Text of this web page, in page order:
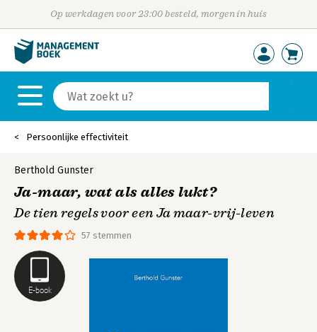
Op werkdagen voor 23:00 besteld, morgen in huis
Persoonlijke effectiviteit
E-book
57 stemmen
Berthold Gunster
Ja-maar, wat als alles lukt?
De tien regels voor een Ja maar-vrij-leven